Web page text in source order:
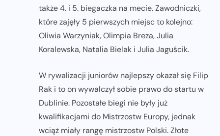
także 4. i 5. biegaczka na mecie. Zawodniczki,
które zajęły 5 pierwszych miejsc to kolejno:
Oliwia Warzyniak, Olimpia Breza, Julia
Koralewska, Natalia Bielak i Julia Jaguścik.
W rywalizacji juniorów najlepszy okazał się Filip
Rak i to on wywalczył sobie prawo do startu w
Dublinie. Pozostałe biegi nie były już
kwalifikacjami do Mistrzostw Europy, jednak
wciąż miały rangę mistrzostw Polski. Złote